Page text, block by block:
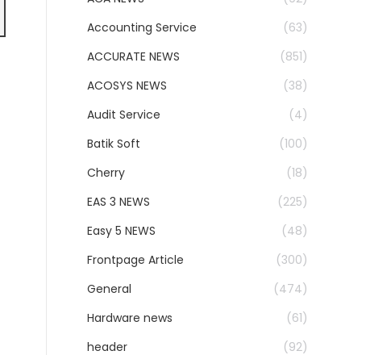
Accounting Service
(63)
ACCURATE NEWS
(851)
ACOSYS NEWS
(38)
Audit Service
(4)
Batik Soft
(100)
Cherry
(18)
EAS 3 NEWS
(225)
Easy 5 NEWS
(48)
Frontpage Article
(300)
General
(474)
Hardware news
(61)
header
(92)